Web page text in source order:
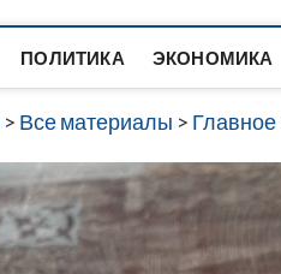
ПОЛИТИКА ЭКОНОМИКА
> Все материалы > Главное